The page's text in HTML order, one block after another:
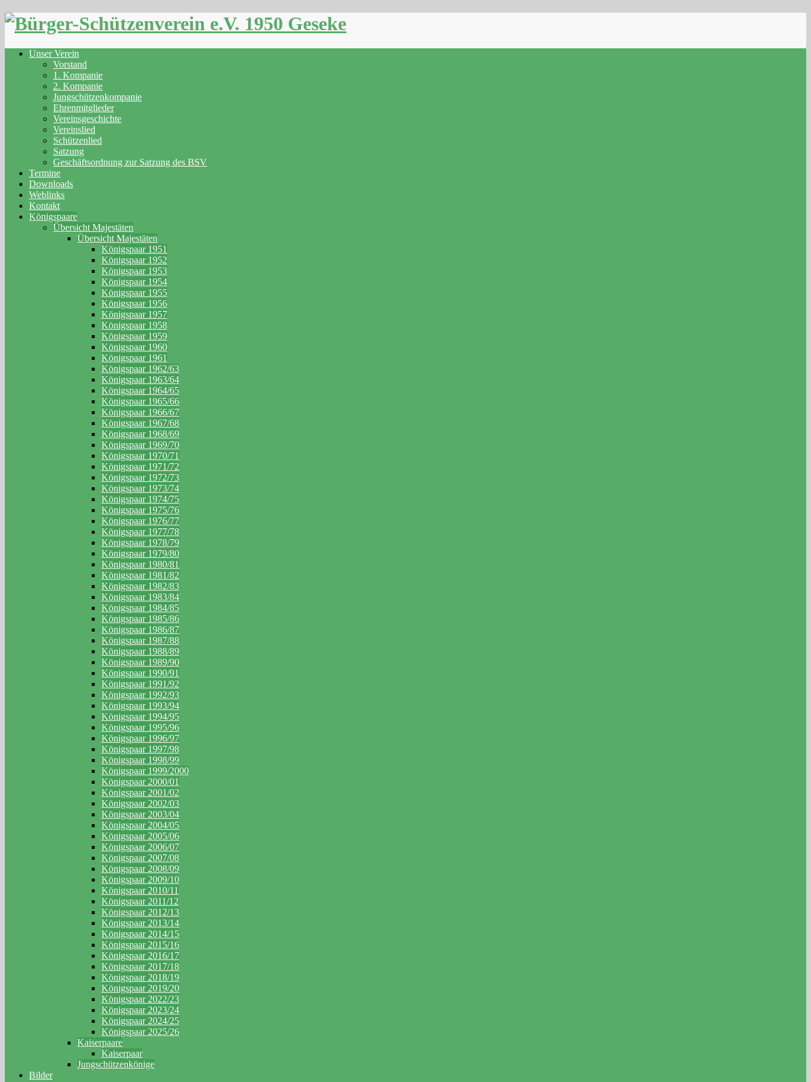
Skip
Unser Verein
Vorstand
1. Kompanie
2. Kompanie
Jungschützenkompanie
Ehrenmitglieder
Vereinsgeschichte
Vereinslied
Schützenlied
Satzung
Geschäftsordnung zur Satzung des BSV
Termine
Downloads
Weblinks
Kontakt
Königspaare
Übersicht Majestäten
Übersicht Majestäten
Königspaar 1951
Königspaar 1952
Königspaar 1953
Königspaar 1954
Königspaar 1955
Königspaar 1956
Königspaar 1957
Königspaar 1958
Königspaar 1959
Königspaar 1960
Königspaar 1961
Königspaar 1962/63
Königspaar 1963/64
Königspaar 1964/65
Königspaar 1965/66
Königspaar 1966/67
Königspaar 1967/68
Königspaar 1968/69
Königspaar 1969/70
Königspaar 1970/71
Königspaar 1971/72
Königspaar 1972/73
Königspaar 1973/74
Königspaar 1974/75
Königspaar 1975/76
Königspaar 1976/77
Königspaar 1977/78
Königspaar 1978/79
Königspaar 1979/80
Königspaar 1980/81
Königspaar 1981/82
Königspaar 1982/83
Königspaar 1983/84
Königspaar 1984/85
Königspaar 1985/86
Königspaar 1986/87
Königspaar 1987/88
Königspaar 1988/89
Königspaar 1989/90
Königspaar 1990/91
Königspaar 1991/92
Königspaar 1992/93
Königspaar 1993/94
Königspaar 1994/95
Königspaar 1995/96
Königspaar 1996/97
Königspaar 1997/98
Königspaar 1998/99
Königspaar 1999/2000
Königspaar 2000/01
Königspaar 2001/02
Königspaar 2002/03
Königspaar 2003/04
Königspaar 2004/05
Königspaar 2005/06
Königspaar 2006/07
Königspaar 2007/08
Königspaar 2008/09
Königspaar 2009/10
Königspaar 2010/11
Königspaar 2011/12
Königspaar 2012/13
Königspaar 2013/14
Königspaar 2014/15
Königspaar 2015/16
Königspaar 2016/17
Königspaar 2017/18
Königspaar 2018/19
Königspaar 2019/20
Königspaar 2022/23
Königspaar 2023/24
Königspaar 2024/25
Königspaar 2025/26
Kaiserpaare
Kaiserpaar
Jungschützenkönige
Bilder